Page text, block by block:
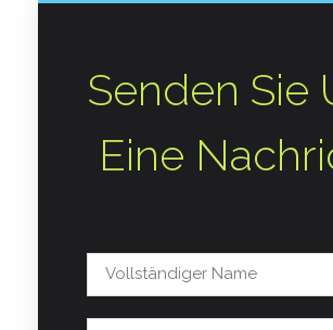
Senden Sie
Eine